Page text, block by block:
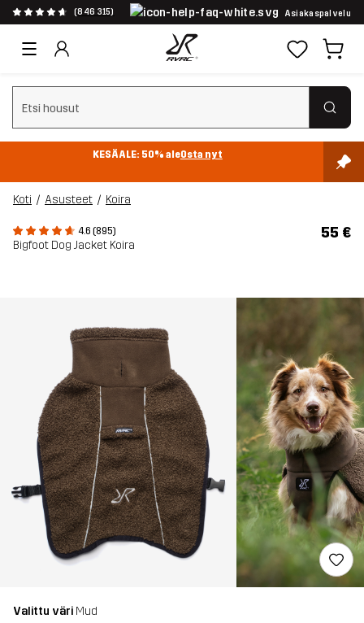
(846 315) Asiakaspalvelu
Tyhjennä haku
KESÄALE: 50% aleOsta nyt
Koti Asusteet Koira
4.6 (895)
Bigfoot Dog Jacket Koira
55 €
Valittu väri Mud